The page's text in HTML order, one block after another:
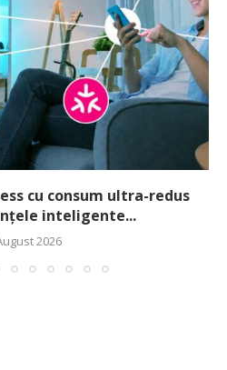
cu consum ultra-redus
inteligente...
2026